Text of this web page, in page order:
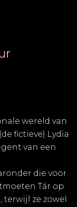
wereld van
fictieve) Lydia
van een
die voor
Tár op
ze zowel